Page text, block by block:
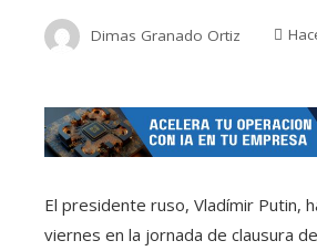
Dimas Granado Ortiz
El presidente ruso, Vladímir Putin,
viernes en la jornada de clausura